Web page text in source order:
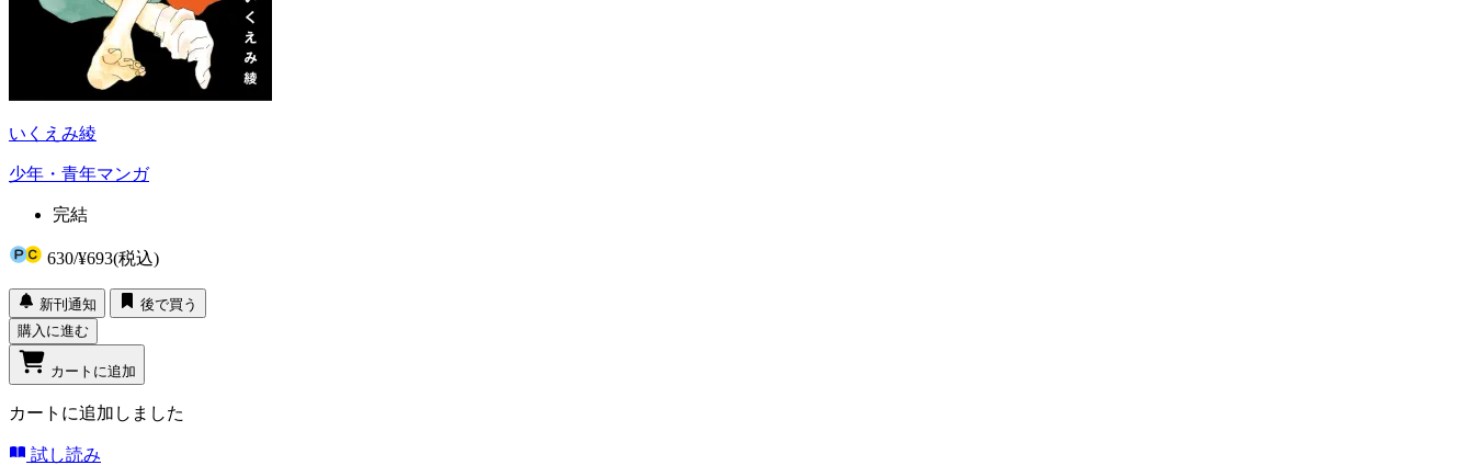
いくえみ綾
少年・青年マンガ
完結
630/¥693(税込)
新刊通知
後で買う
購入に進む
カートに追加
カートに追加しました
試し読み